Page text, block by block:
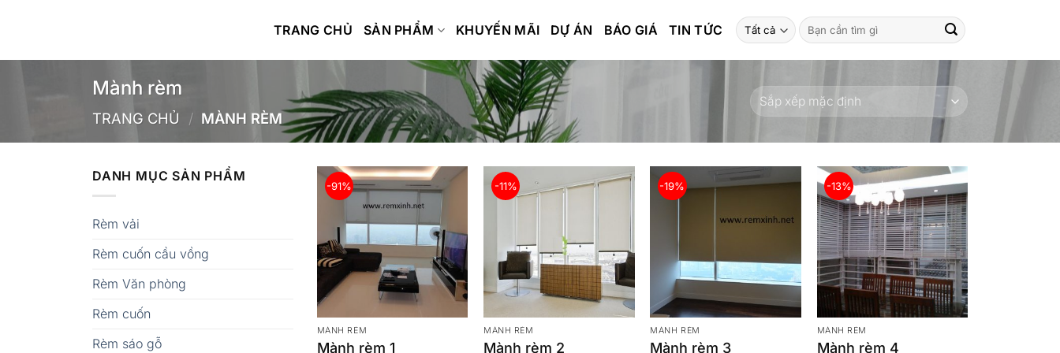
TRANG CHỦ SẢN PHẨM KHUYẾN MÃI DỰ ÁN BÁO GIÁ TIN TỨC
Tìm
kiếm:
Mành rèm
TRANG CHỦ / MÀNH RÈM
DANH MỤC SẢN PHẨM
Rèm vải
Rèm cuốn cầu vồng
Rèm Văn phòng
Rèm cuốn
Rèm sáo gỗ
-91%
MÀNH RÈM
Mành rèm 1
-11%
MÀNH RÈM
Mành rèm 2
-19%
MÀNH RÈM
Mành rèm 3
-13%
MÀNH RÈM
Mành rèm 4